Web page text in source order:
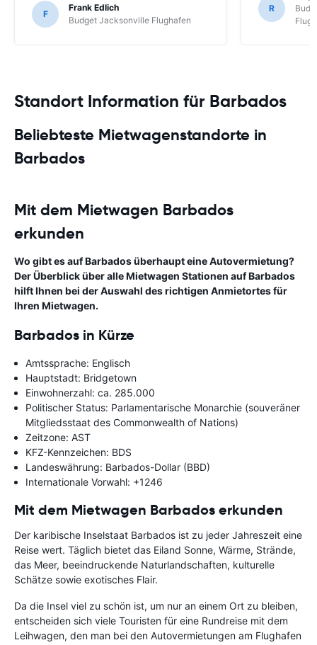
F
Frank Edlich
Budget Jacksonville Flughafen
R
Standort Information für Barbados
Beliebteste Mietwagenstandorte in
Barbados
Mit dem Mietwagen Barbados
erkunden
Wo gibt es auf Barbados überhaupt eine Autovermietung?
Der Überblick über alle Mietwagen Stationen auf Barbados
hilft Ihnen bei der Auswahl des richtigen Anmietortes für
Ihren Mietwagen.
Barbados in Kürze
Amtssprache: Englisch
Hauptstadt: Bridgetown
Einwohnerzahl: ca. 285.000
Politischer Status: Parlamentarische Monarchie (souveräner
Mitgliedsstaat des Commonwealth of Nations)
Zeitzone: AST
KFZ-Kennzeichen: BDS
Landeswährung: Barbados-Dollar (BBD)
Internationale Vorwahl: +1246
Mit dem Mietwagen Barbados erkunden
Der karibische Inselstaat Barbados ist zu jeder Jahreszeit eine
Reise wert. Täglich bietet das Eiland Sonne, Wärme, Strände,
das Meer, beeindruckende Naturlandschaften, kulturelle
Schätze sowie exotisches Flair.
Da die Insel viel zu schön ist, um nur an einem Ort zu bleiben,
entscheiden sich viele Touristen für eine Rundreise mit dem
Leihwagen, den man bei den Autovermietungen am Flughafen